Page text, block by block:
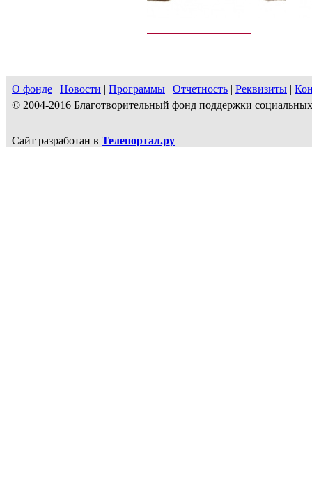
О фонде | Новости | Программы | Отчетность | Реквизиты |
© 2004-2016 Благотворительный фонд поддержки
Сайт разработан в Телепортал.ру